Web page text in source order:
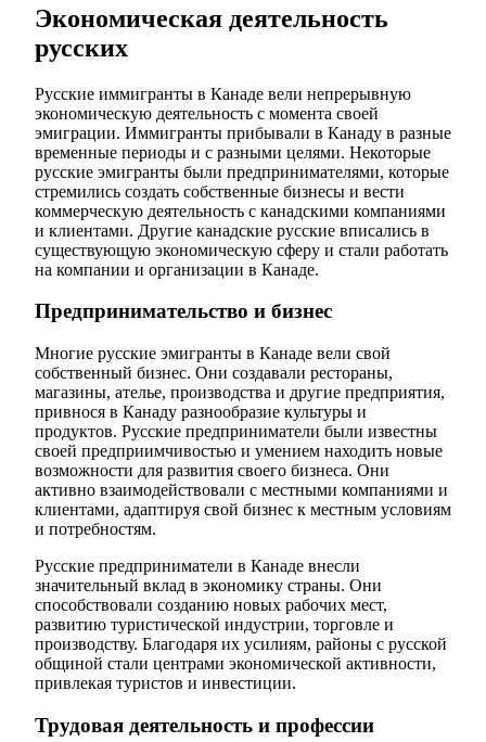
Экономическая деятельность
русских
Русские иммигранты в Канаде вели непрерывную
экономическую деятельность с момента своей
эмиграции. Иммигранты прибывали в Канаду в разные
временные периоды и с разными целями. Некоторые
русские эмигранты были предпринимателями, которые
стремились создать собственные бизнесы и вести
коммерческую деятельность с канадскими компаниями
и клиентами. Другие канадские русские вписались в
существующую экономическую сферу и стали работать
на компании и организации в Канаде.
Предпринимательство и бизнес
Многие русские эмигранты в Канаде вели свой
собственный бизнес. Они создавали рестораны,
магазины, ателье, производства и другие предприятия,
привнося в Канаду разнообразие культуры и
продуктов. Русские предприниматели были известны
своей предприимчивостью и умением находить новые
возможности для развития своего бизнеса. Они
активно взаимодействовали с местными компаниями и
клиентами, адаптируя свой бизнес к местным условиям
и потребностям.
Русские предприниматели в Канаде внесли
значительный вклад в экономику страны. Они
способствовали созданию новых рабочих мест,
развитию туристической индустрии, торговле и
производству. Благодаря их усилиям, районы с русской
общиной стали центрами экономической активности,
привлекая туристов и инвестиции.
Трудовая деятельность и профессии